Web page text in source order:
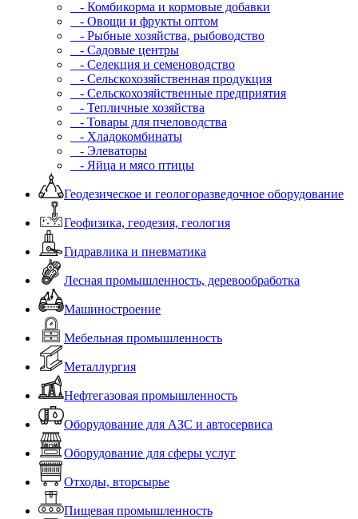
- Комбикорма и кормовые добавки
- Овощи и фрукты оптом
- Рыбные хозяйства, рыбоводство
- Садовые центры
- Селекция и семеноводство
- Сельскохозяйственная продукция
- Сельскохозяйственные предприятия
- Тепличные хозяйства
- Товары для пчеловодства
- Хладокомбинаты
- Элеваторы
- Яйца и мясо птицы
Геодезическое и геологоразведочное оборудование
Геофизика, геодезия, геология
Гидравлика и пневматика
Лесная промышленность, деревообработка
Машиностроение
Мебельная промышленность
Металлургия
Нефтегазовая промышленность
Оборудование для АЗС и автосервиса
Оборудование для сферы услуг
Отходы, вторсырье
Пищевая промышленность